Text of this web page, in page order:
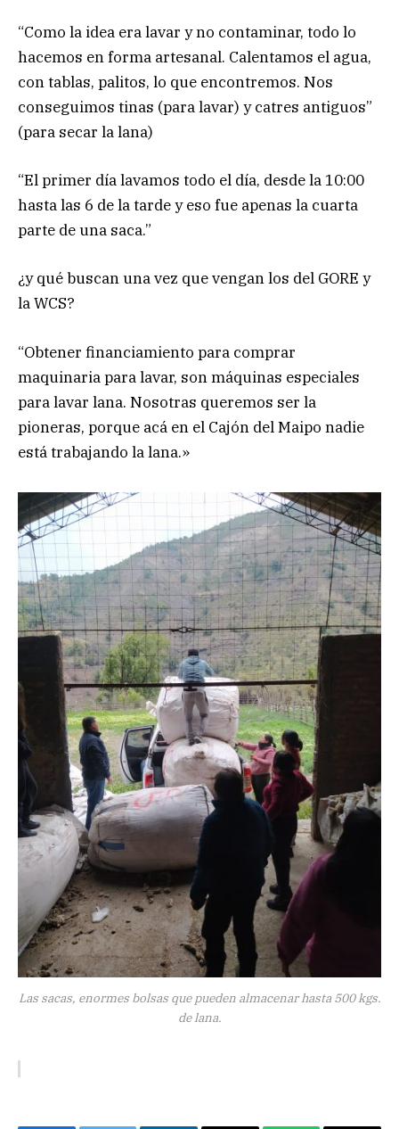
“Como la idea era lavar y no contaminar, todo lo
hacemos en forma artesanal. Calentamos el agua,
con tablas, palitos, lo que encontremos. Nos
conseguimos tinas (para lavar) y catres antiguos”
(para secar la lana)
“El primer día lavamos todo el día, desde la 10:00
hasta las 6 de la tarde y eso fue apenas la cuarta
parte de una saca.”
¿y qué buscan una vez que vengan los del GORE y
la WCS?
“Obtener financiamiento para comprar
maquinaria para lavar, son máquinas especiales
para lavar lana. Nosotras queremos ser la
pioneras, porque acá en el Cajón del Maipo nadie
está trabajando la lana.»
Las sacas, enormes bolsas que pueden almacenar hasta 500 kgs.
de lana.